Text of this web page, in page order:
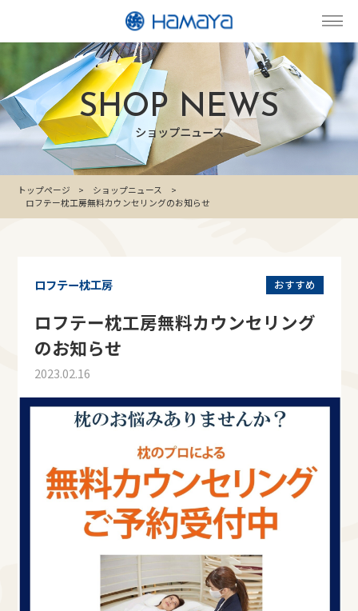
SHOP NEWS
ショップニュース
トップページ
ショップニュース
ロフテー枕工房無料カウンセリングのお知らせ
おすすめ
ロフテー枕工房
ロフテー枕工房無料カウンセリング
のお知らせ
2023.02.16